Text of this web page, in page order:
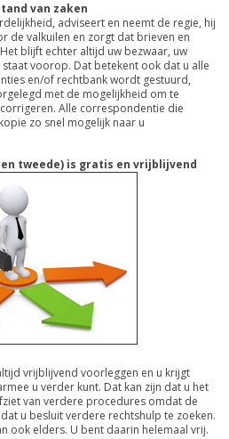
van zaken
adviseert en neemt de regie, hij
de valkuilen en zorgt dat brieven en
blijft echter altijd uw bezwaar, uw
voorop. Dat betekent ook dat u alle
en/of rechtbank wordt gestuurd,
met de mogelijkheid om te
Alle correspondentie die
zo snel mogelijk naar u
tweede) is gratis en vrijblijvend
vrijblijvend voorleggen en u krijgt
u verder kunt. Dat kan zijn dat u het
van verdere procedures omdat de
u besluit verdere rechtshulp te zoeken.
ook elders. U bent daarin helemaal vrij.